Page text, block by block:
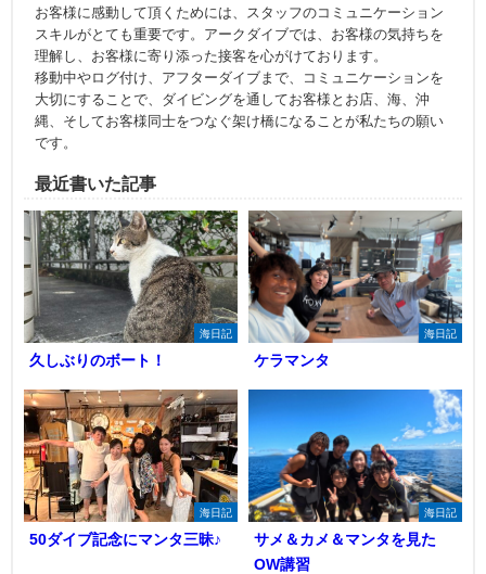
お客様に感動して頂くためには、スタッフのコミュニケーション
スキルがとても重要です。アークダイブでは、お客様の気持ちを
理解し、お客様に寄り添った接客を心がけております。
移動中やログ付け、アフターダイブまで、コミュニケーションを
大切にすることで、ダイビングを通してお客様とお店、海、沖
縄、そしてお客様同士をつなぐ架け橋になることが私たちの願い
です。
最近書いた記事
海日記
久しぶりのボート！
海日記
ケラマンタ
海日記
50ダイブ記念にマンタ三昧♪
海日記
サメ＆カメ＆マンタを見た
OW講習